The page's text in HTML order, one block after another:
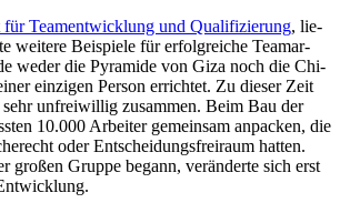
für Teament­wick­lung und Qua­li­fi­zie­rung, lie­
wei­tere Bei­spiele für erfolg­rei­che Team­ar­
weder die Pyra­mide von Giza noch die Chi­
ein­zi­gen Person errich­tet. Zu dieser Zeit
sehr unfrei­wil­lig zusam­men. Beim Bau der
10.000 Arbei­ter gemein­sam anpa­cken, die
oder Ent­schei­dungs­frei­raum hatten.
großen Gruppe begann, ver­än­derte sich erst